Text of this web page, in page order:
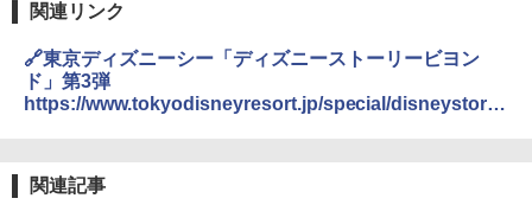
関連リンク
🔗東京ディズニーシー「ディズニーストーリービヨン
ド」第3弾
https://www.tokyodisneyresort.jp/special/disneystory
関連記事